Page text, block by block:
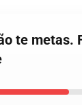
te metas.